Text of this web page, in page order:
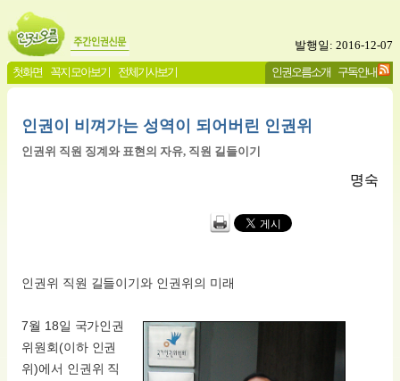
발행일: 2016-12-07
첫화면 꼭지 모아보기 전체기사보기 인권오름소개 구독안내
인권이 비껴가는 성역이 되어버린 인권위
인권위 직원 징계와 표현의 자유, 직원 길들이기
명숙
인권위 직원 길들이기와 인권위의 미래
7월 18일 국가인권
위원회(이하 인권
위)에서 인권위 직